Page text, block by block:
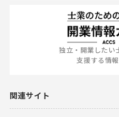
独立・開業したい
支援する情
関連サイト